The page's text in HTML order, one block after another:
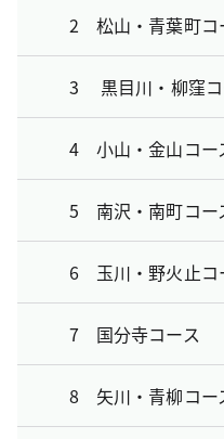
2 松山・青葉町コ
3 黒目川・柳窪コ
4 小山・金山コー
5 南沢・南町コー
6 玉川・野火止コ
7 国分寺コース
8 矢川・青柳コー